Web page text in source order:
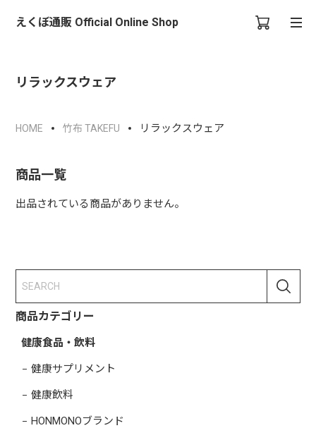
えくぼ通販 Official Online Shop
リラックスウェア
商品カテゴリー
健康食品・飲料
健康サプリメント
健康飲料
HONMONOブランド
HOME 竹布 TAKEFU リラックスウェア
商品一覧
出品されている商品がありません。